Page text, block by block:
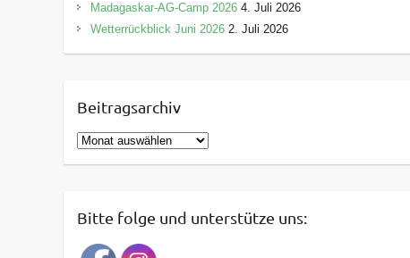
Madagaskar-AG-Camp 2026 4. Juli 2026
Wetterrückblick Juni 2026 2. Juli 2026
Beitragsarchiv
B
e
rBitte folge und unterstütze uns: